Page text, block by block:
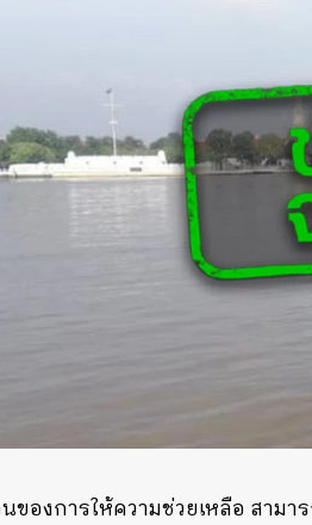
ของการให้ความช่วยเหลือ สาม